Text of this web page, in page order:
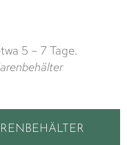
5 – 7 Tage.